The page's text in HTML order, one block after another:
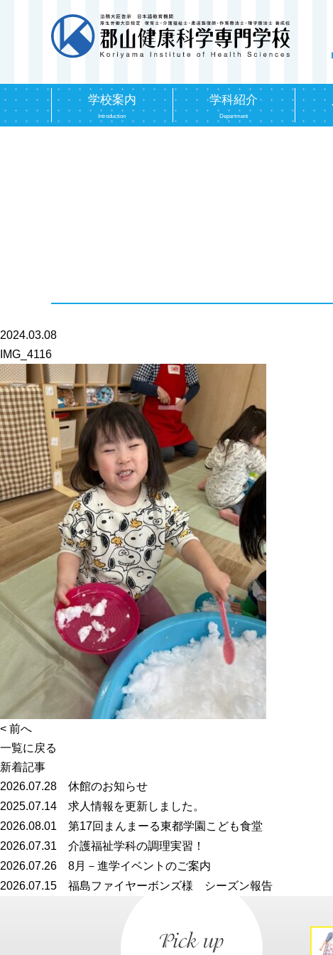
学校案内
Introduction
学科紹介
Department
2024.03.08
IMG_4116
< 前へ
一覧に戻る
新着記事
2026.07.28 休館のお知らせ
2025.07.14 求人情報を更新しました。
2026.08.01 第17回まんまーる東都学園こども食堂
2026.07.31 介護福祉学科の調理実習！
2026.07.26 8月－進学イベントのご案内
2026.07.15 福島ファイヤーボンズ様 シーズン報告